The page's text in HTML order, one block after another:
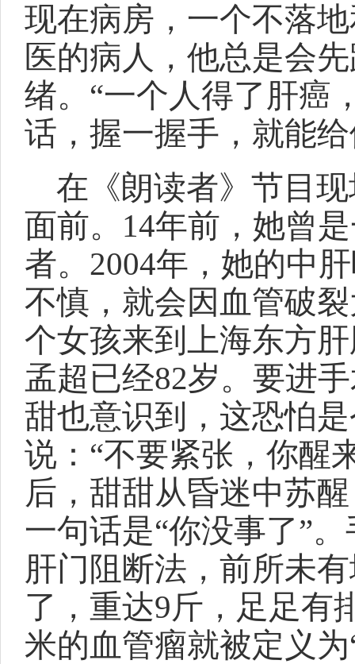
现在病房，一个不落
医的病人，他总是会
绪。“一个人得了肝癌
话，握一握手，就能
在《朗读者》节目
面前。14年前，她曾
者。2004年，她的中
不慎，就会因血管破
个女孩来到上海东方
孟超已经82岁。要进
甜也意识到，这恐怕
说：“不要紧张，你
后，甜甜从昏迷中苏
一句话是“你没事了”
肝门阻断法，前所未
了，重达9斤，足足有
米的血管瘤就被定义